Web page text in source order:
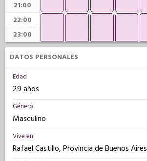
21:00
22:00
23:00
DATOS PERSONALES
Edad
29 años
Género
Masculino
Vive en
Rafael Castillo, Provincia de Buenos Aires